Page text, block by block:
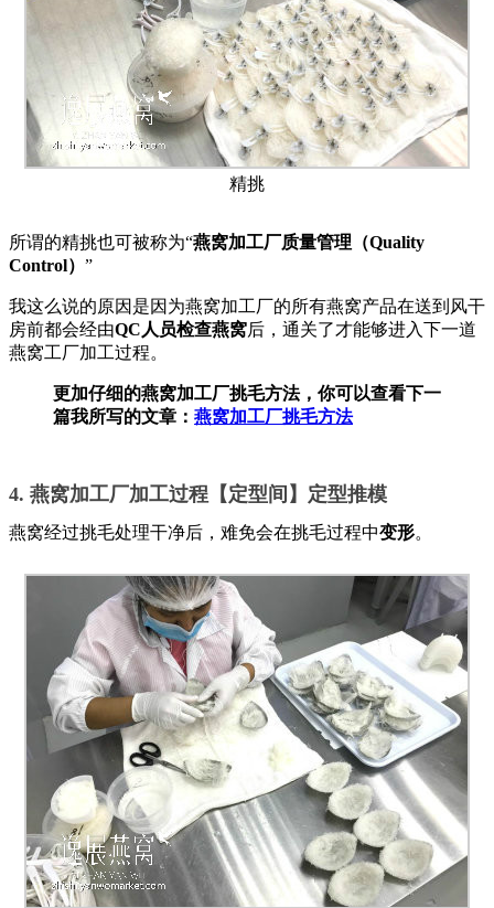
精挑
所谓的精挑也可被称为“燕窝加工厂质量管理（Quality
Control） ”
我这么说的原因是因为燕窝加工厂的所有燕窝产品在送到风干
房前都会经由QC人员检查燕窝后，通关了才能够进入下一道
燕窝工厂加工过程。
更加仔细的燕窝加工厂挑毛方法，你可以查看下一
篇我所写的文章： 燕窝加工厂挑毛方法
4. 燕窝加工厂加工过程【定型间】定型推模
燕窝经过挑毛处理干净后，难免会在挑毛过程中变形。